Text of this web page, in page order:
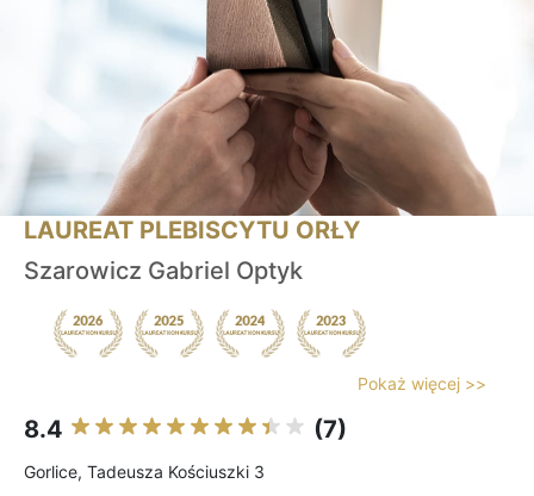
LAUREAT PLEBISCYTU ORŁY
Szarowicz Gabriel Optyk
Pokaż więcej >>
8.4 (7)
Gorlice, Tadeusza Kościuszki 3